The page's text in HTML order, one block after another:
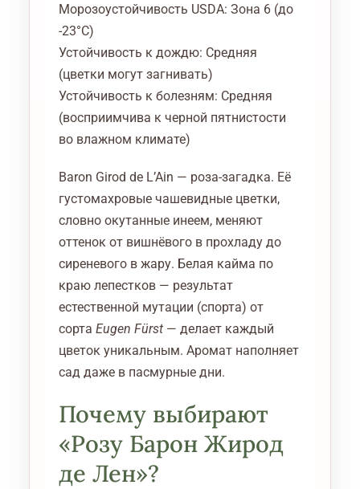
Морозоустойчивость USDA: Зона 6 (до
-23°C)
Устойчивость к дождю: Средняя
(цветки могут загнивать)
Устойчивость к болезням: Средняя
(восприимчива к черной пятнистости
во влажном климате)
Baron Girod de L’Ain — роза-загадка. Её
густомахровые чашевидные цветки,
словно окутанные инеем, меняют
оттенок от вишнёвого в прохладу до
сиреневого в жару. Белая кайма по
краю лепестков — результат
естественной мутации (спорта) от
сорта Eugen Fürst— делает каждый
цветок уникальным. Аромат наполняет
сад даже в пасмурные дни.
Почему выбирают
«Розу Барон Жирод
де Лен»?